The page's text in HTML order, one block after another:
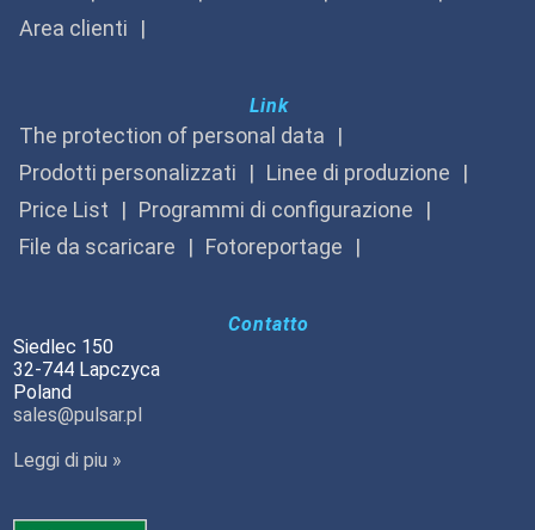
Area clienti
Link
The protection of personal data
Prodotti personalizzati
Linee di produzione
Price List
Programmi di configurazione
File da scaricare
Fotoreportage
Contatto
Siedlec 150
32-744 Lapczyca
Poland
sales@pulsar.pl
Leggi di piu »